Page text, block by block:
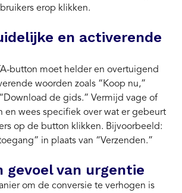
erop klikken.
en activerende
button moet helder en overtuigend
woorden zoals “Koop nu,”
de gids.” Vermijd vage of
en wees specifiek over wat er gebeurt
op de button klikken. Bijvoorbeeld:
in plaats van “Verzenden.”
gevoel van urgentie
om de conversie te verhogen is